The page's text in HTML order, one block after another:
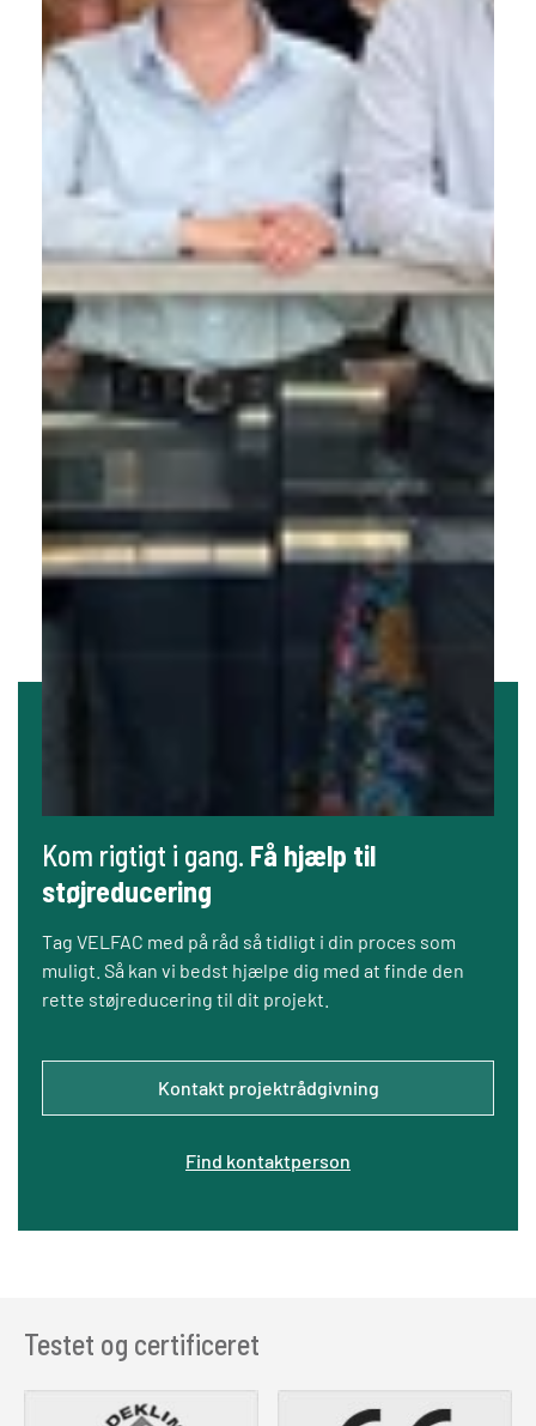
Kom rigtigt i gang. Få hjælp til
støjreducering
Tag VELFAC med på råd så tidligt i din proces som
muligt. Så kan vi bedst hjælpe dig med at finde den
rette støjreducering til dit projekt.
Kontakt projektrådgivning
Find kontaktperson
Testet og certificeret